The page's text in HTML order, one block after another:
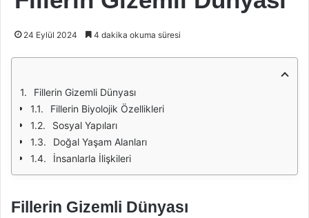
24 Eylül 2024 4 dakika okuma süresi
Fillerin Gizemli Dünyası
Fillerin Biyolojik Özellikleri
Sosyal Yapıları
Doğal Yaşam Alanları
İnsanlarla İlişkileri
Fillerin Gizemli Dünyası